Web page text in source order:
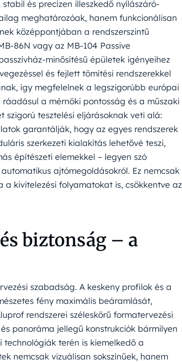
és precízen illeszkedő nyílászáró-
meghatározóak, hanem funkcionálisan
középpontjában a rendszerszintű
86N vagy az MB-104 Passive
minősítésű épületek igényeihez
és fejlett tömítési rendszerekkel
így megfelelnek a legszigorúbb európai
a mérnöki pontosság és a műszaki
szigorú tesztelési eljárásoknak veti alá:
garantálják, hogy az egyes rendszerek
szerkezeti kialakítás lehetővé teszi,
építészeti elemekkel – legyen szó
ajtómegoldásokról. Ez nemcsak
kivitelezési folyamatokat is, csökkentve az
biztonság – a
szabadság. A keskeny profilok és a
fény maximális beáramlását,
rendszerei széleskörű formatervezési
panoráma jellegű konstrukciók bármilyen
terén is kiemelkedő a
nemcsak vizuálisan sokszínűek, hanem